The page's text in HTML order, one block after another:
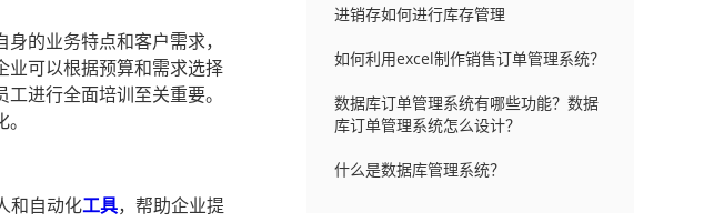
的业务特点和客户需求，
业可以根据预算和需求选择
进行全面培训至关重要。
和自动化工具，帮助企业提
进销存如何进行库存管理
如何利用excel制作销售订单管理系统？
数据库订单管理系统有哪些功能？数据
库订单管理系统怎么设计？
什么是数据库管理系统？